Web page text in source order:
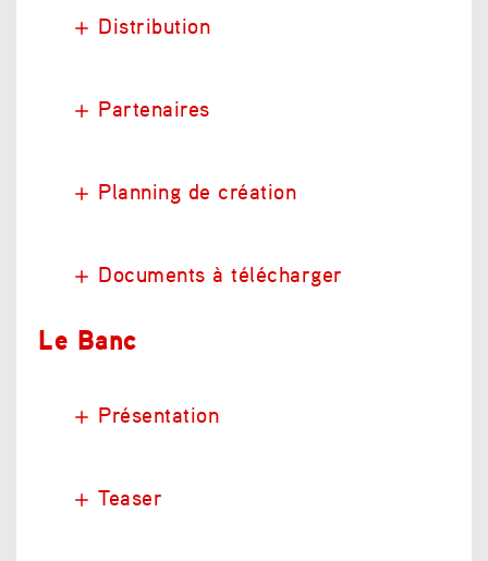
Distribution
Partenaires
Planning de création
Documents à télécharger
Le Banc
Présentation
Teaser